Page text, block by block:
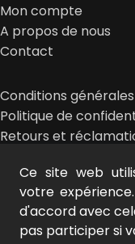
Mon compte
A propos de nous
Contact
Conditions
Politique de
Retours et
MIDEER ©
Ce site web
votre
d'accord avec
pas participer si